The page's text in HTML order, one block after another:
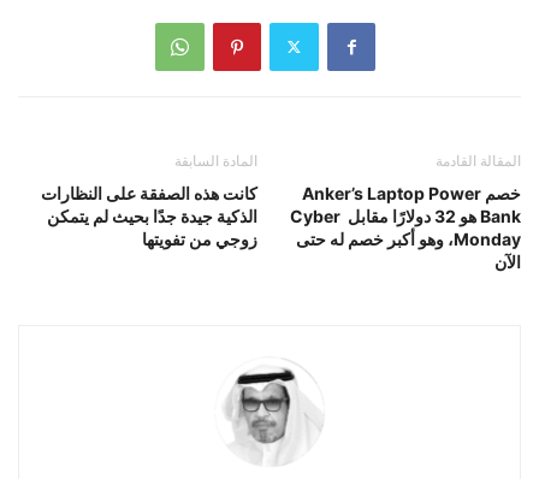
المادة السابقة
كانت هذه الصفقة على النظارات
الذكية جيدة جدًا بحيث لم يتمكن
زوجي من تفويتها
المقالة القادمة
خصم Anker’s Laptop Power
Bank هو 32 دولارًا مقابل Cyber ​​
Monday، وهو أكبر خصم له حتى
الآن